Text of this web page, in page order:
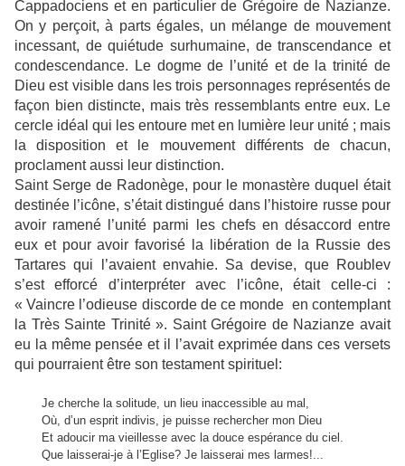
Cappadociens et en particulier de Grégoire de Nazianze.
On y perçoit, à parts égales, un mélange de mouvement
incessant, de quiétude surhumaine, de transcendance et
condescendance. Le dogme de l’unité et de la trinité de
Dieu est visible dans les trois personnages représentés de
façon bien distincte, mais très ressemblants entre eux. Le
cercle idéal qui les entoure met en lumière leur unité ; mais
la disposition et le mouvement différents de chacun,
proclament aussi leur distinction.
Saint Serge de Radonège, pour le monastère duquel était
destinée l’icône, s’était distingué dans l’histoire russe pour
avoir ramené l’unité parmi les chefs en désaccord entre
eux et pour avoir favorisé la libération de la Russie des
Tartares qui l’avaient envahie. Sa devise, que Roublev
s’est efforcé d’interpréter avec l’icône, était celle-ci :
« Vaincre l’odieuse discorde de ce monde en contemplant
la Très Sainte Trinité ». Saint Grégoire de Nazianze avait
eu la même pensée et il l’avait exprimée dans ces versets
qui pourraient être son testament spirituel:
Je cherche la solitude, un lieu inaccessible au mal,
Où, d’un esprit indivis, je puisse rechercher mon Dieu
Et adoucir ma vieillesse avec la douce espérance du ciel.
Que laisserai-je à l’Eglise? Je laisserai mes larmes!...